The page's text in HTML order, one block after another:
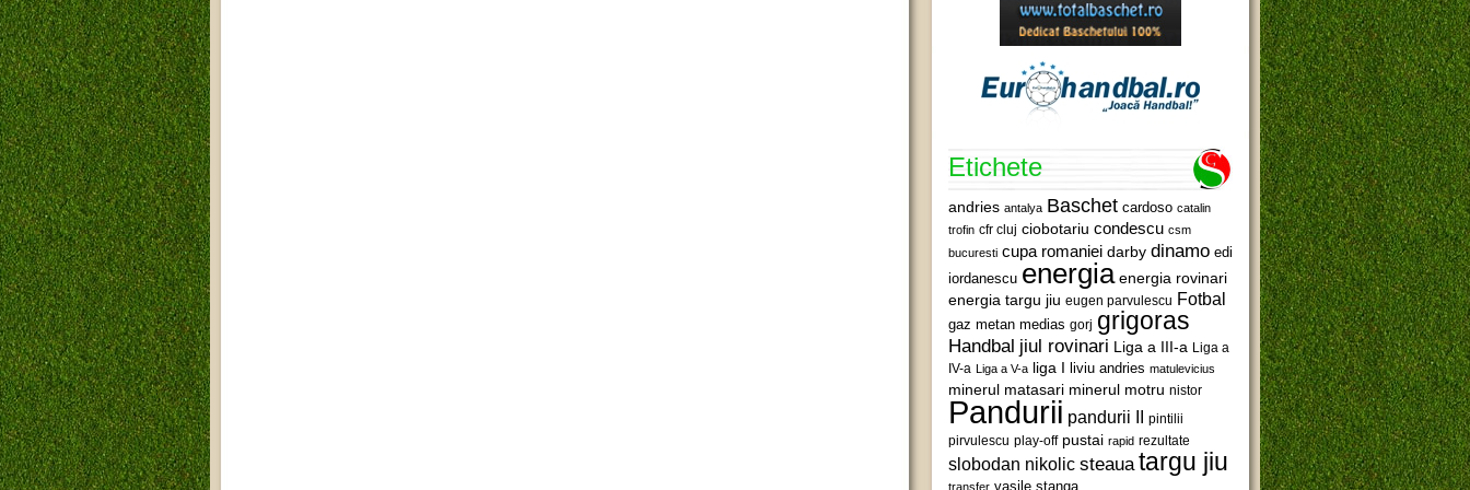
Etichete
andries antalya Baschet cardoso catalin
trofin cfr cluj ciobotariu condescu csm
bucuresti cupa romaniei darby dinamo edi
iordanescu energia energia rovinari
energia targu jiu eugen parvulescu Fotbal
gaz metan medias gorj grigoras
Handbal jiul rovinari Liga a III-a Liga a
IV-a Liga a V-a liga I liviu andries matulevicius
minerul matasari minerul motru nistor
Pandurii pandurii II pintilii
pirvulescu play-off pustai rapid rezultate
slobodan nikolic steaua targu jiu
transfer vasile stanga